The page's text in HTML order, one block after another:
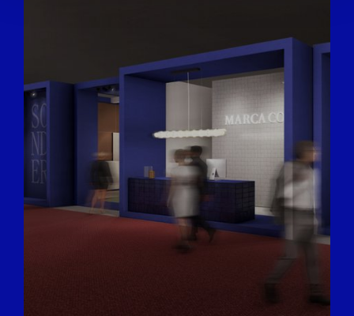
may combine it with other information that you’ve
provided to them or that they’ve collected from your use
of their services.